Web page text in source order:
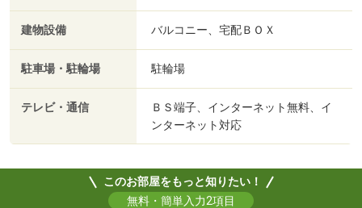
建物設備 バルコニー、宅配ＢＯＸ
駐車場・駐輪場 駐輪場
テレビ・通信
ＢＳ端子、インターネット無料、イ
ンターネット対応
このお部屋をもっと知りたい！
無料・簡単入力2項目